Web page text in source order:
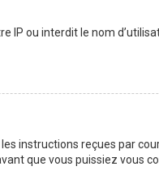
IP ou interdit le nom
instructions reçues par
que vous puissiez vous